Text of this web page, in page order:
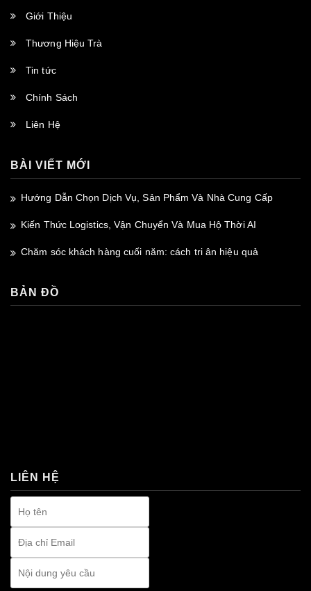
Giới Thiệu
Thương Hiệu Trà
Tin tức
Chính Sách
Liên Hệ
BÀI VIẾT MỚI
Hướng Dẫn Chọn Dịch Vụ, Sản Phẩm Và Nhà Cung Cấp
Kiến Thức Logistics, Vận Chuyển Và Mua Hộ Thời AI
Chăm sóc khách hàng cuối năm: cách tri ân hiệu quả
BẢN ĐỒ
LIÊN HỆ